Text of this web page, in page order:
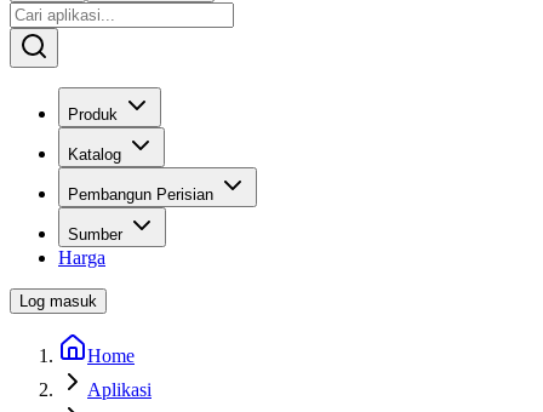
Produk
Katalog
Pembangun Perisian
Sumber
Harga
Log masuk
Home
Aplikasi